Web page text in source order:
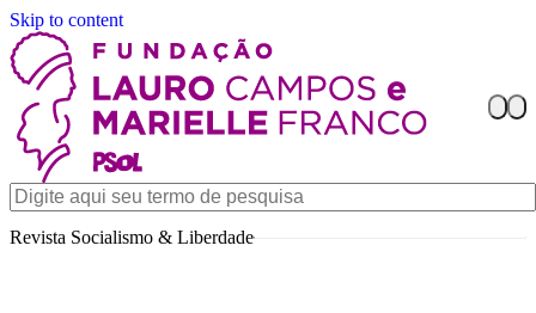
Skip to content
Revista Socialismo & Liberdade